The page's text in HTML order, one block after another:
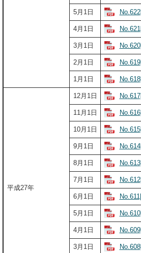
5月1日
4月1日
3月1日
2月1日
1月1日
平成27年
12月1日
11月1日
10月1日
9月1日
8月1日
7月1日
6月1日
5月1日
4月1日
3月1日